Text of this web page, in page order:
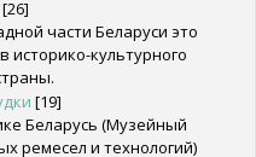
[26]
части Беларуси это
культурного
[19]
Беларусь (Музейный
ремесел и технологий)